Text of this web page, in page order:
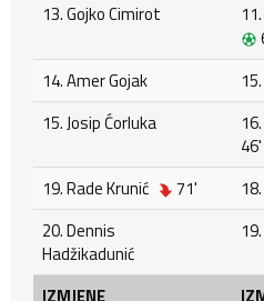
13. Gojko Cimirot
14. Amer Gojak
15. Josip Ćorluka
46'
19. Rade Krunić
71'
20. Dennis
Hadžikadunić